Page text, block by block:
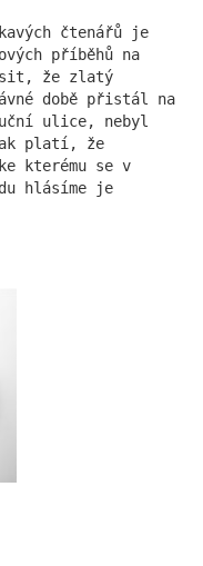
čtenářů je
příběhů na
že zlatý
době přistál na
ulice, nebyl
tak platí, že
kterému se v
hlásíme je